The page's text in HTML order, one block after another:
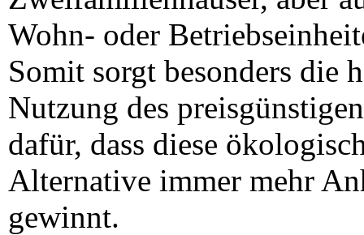
Wohn- oder
Somit sorgt besonders die
Nutzung des
dafür, dass diese
Alternative immer mehr
gewinnt.